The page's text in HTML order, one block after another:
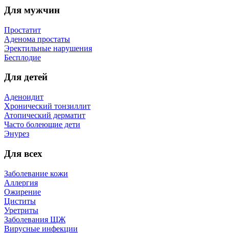
Для мужчин
Простатит
Аденома простаты
Эректильные нарушения
Бесплодие
Для детей
Аденоидит
Хронический тонзиллит
Атопический дерматит
Часто болеющие дети
Энурез
Для всех
Заболевание кожи
Аллергия
Ожирение
Циститы
Уретриты
Заболевания ЩЖ
Вирусные инфекции